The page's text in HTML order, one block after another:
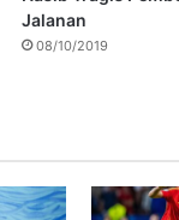
Jalanan
08/10/2019